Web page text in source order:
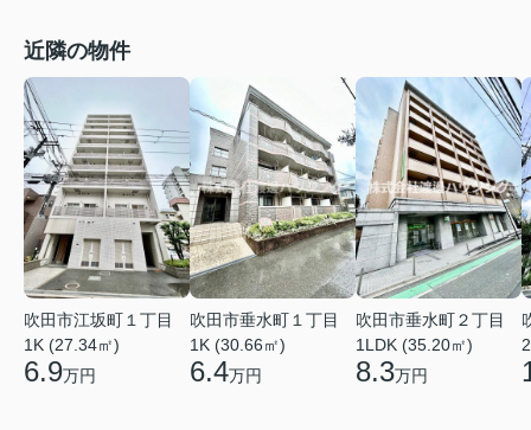
近隣の物件
吹田市江坂町１丁目
1K (27.34㎡)
6.9万円
吹田市垂水町１丁目
1K (30.66㎡)
6.4万円
吹田市垂水町２丁目
1LDK (35.20㎡)
8.3万円